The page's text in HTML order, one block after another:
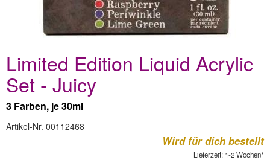
Limited Edition Liquid Acrylic
Set - Juicy
3 Farben, je 30ml
Artikel-Nr. 00112468
Wird für dich bestellt
Lieferzeit: 1-2 Wochen*